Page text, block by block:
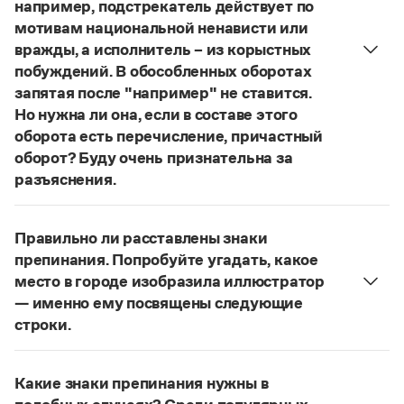
Словари русского языка как государственного
Справочники
Правила русской орфографии и пунктуации
Русский язык. Краткий теоретический курс
для школьников
Письмовник
Справочник по фразеологии
Азбучные истины
Словарь-справочник непростые слова
Все справочники портала
Новости и события
Управление в русском языке
Словарь русских имён
Словарь методических терминов
Правила русской орфографии и пунктуации
(1956)
например, подстрекатель действует по
мотивам национальной ненависти или
вражды, а исполнитель – из корыстных
побуждений. В обособленных оборотах
запятая после "например" не ставится.
Но нужна ли она, если в составе этого
оборота есть перечисление, причастный
оборот? Буду очень признательна за
разъяснения.
В § 94«Правил русской орфографии и пунктуации»
слова и сочетания слов, стоящие на границе
частей сложного предложения и относящиеся к
следующему за ними предложению,
не отделяются от него запятой:Послышался
резкий стук, должно быть сорвалась ставня
По этому правилу запятая посленапример
не нужна:Мотивы совершения преступления у
Правильно ли расставлены знаки
препинания. Попробуйте угадать, какое
место в городе изобразила иллюстратор
— именно ему посвящены следующие
строки.
Нужно закрыть запятой придаточную часть:
изобразила иллюстратор, — именно ему
Какие знаки препинания нужны в